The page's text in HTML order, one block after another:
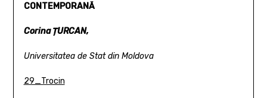
CONTEMPORANĂ
Corina ȚURCAN,
Universitatea de Stat din Moldova
29_Trocin